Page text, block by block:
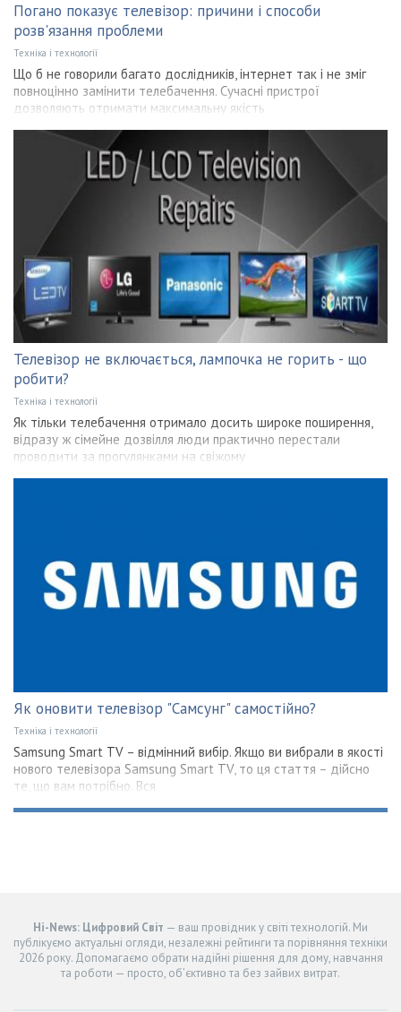
Погано показує телевізор: причини і способи
розв'язання проблеми
Техніка і технології
Що б не говорили багато дослідників, інтернет так і не зміг
повноцінно замінити телебачення. Сучасні пристрої
дозволяють отримати максимальну якість
Телевізор не включається, лампочка не горить - що
робити?
Техніка і технології
Як тільки телебачення отримало досить широке поширення,
відразу ж сімейне дозвілля люди практично перестали
проводити за прогулянками на свіжому
Як оновити телевізор "Самсунг" самостійно?
Техніка і технології
Samsung Smart TV – відмінний вибір. Якщо ви вибрали в якості
нового телевізора Samsung Smart TV, то ця стаття – дійсно
те, що вам потрібно. Вся
Hi-News: Цифровий Світ — ваш провідник у світі технологій. Ми
публікуємо актуальні огляди, незалежні рейтинги та порівняння техніки
2026 року. Допомагаємо обрати надійні рішення для дому, навчання
та роботи — просто, об’єктивно та без зайвих витрат.